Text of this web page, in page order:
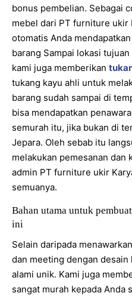
bonus pembelian. Sebagai
mebel dari PT furniture ukir
otomatis Anda
barang Sampai lokasi
kami juga memberikan
tukang kayu ahli untuk
barang sudah sampai di
bisa mendapatkan
semurah itu, jika bukan di
Jepara. Oleh sebab itu
melakukan pemesanan dan
admin PT furniture ukir
semuanya.
Bahan utama untuk
ini
Selain daripada
dan meeting dengan
alami unik. Kami juga
sangat murah kepada Anda